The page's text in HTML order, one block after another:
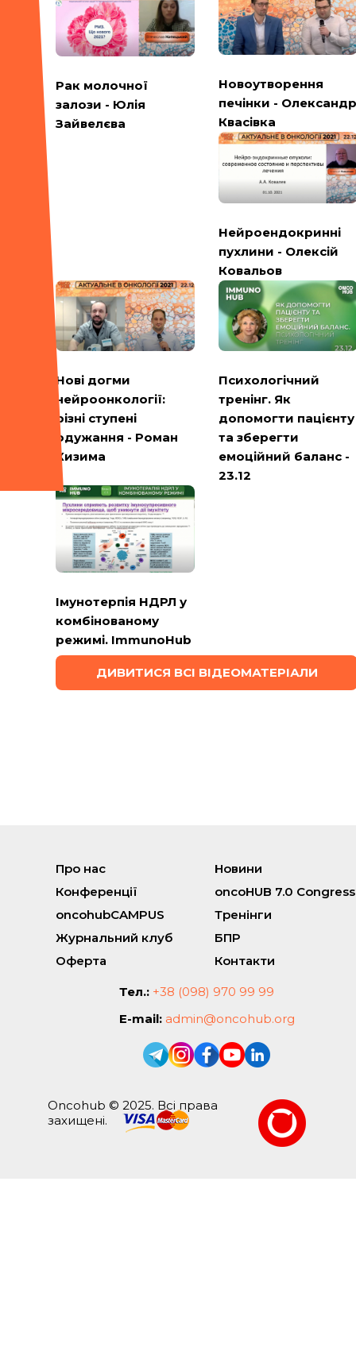
Рак молочної
залози - Юлія
Зайвелєва
Новоутворення
печінки - Олександр
Квасівка
Нейроендокринні
пухлини - Олексій
Ковальов
Нові догми
нейроонкології:
різні ступені
одужання - Роман
Кизима
Психологічний
тренінг. Як
допомогти пацієнту
та зберегти
емоційний баланс -
23.12
Імунотерпія НДРЛ у
комбінованому
режимі. ImmunoHub
ДИВИТИСЯ ВСІ ВІДЕОМАТЕРІАЛИ
Про нас
Новини
Конференції
oncoHUB 7.0 Congress
oncohubCAMPUS
Тренінги
Журнальний клуб
БПР
Оферта
Контакти
Тел.: +38 (098) 970 99 99
E-mail: admin@oncohub.org
Oncohub © 2025. Всі права
захищені.